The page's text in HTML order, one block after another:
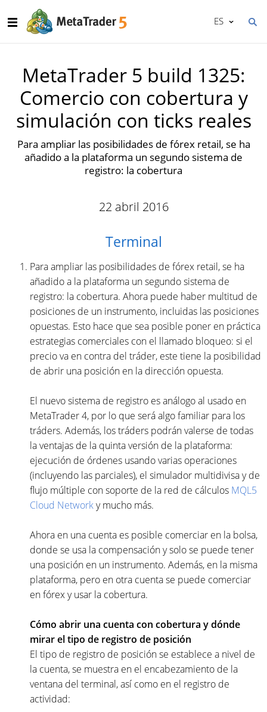
ES
MetaTrader 5 build 1325:
Comercio con cobertura y
simulación con ticks reales
Para ampliar las posibilidades de fórex retail, se ha
añadido a la plataforma un segundo sistema de
registro: la cobertura
22 abril 2016
Terminal
Para ampliar las posibilidades de fórex retail, se ha
añadido a la plataforma un segundo sistema de
registro: la cobertura. Ahora puede haber multitud de
posiciones de un instrumento, incluidas las posiciones
opuestas. Esto hace que sea posible poner en práctica
estrategias comerciales con el llamado bloqueo: si el
precio va en contra del tráder, este tiene la posibilidad
de abrir una posición en la dirección opuesta.
El nuevo sistema de registro es análogo al usado en
MetaTrader 4, por lo que será algo familiar para los
tráders. Además, los tráders podrán valerse de todas
la ventajas de la quinta versión de la plataforma:
ejecución de órdenes usando varias operaciones
(incluyendo las parciales), el simulador multidivisa y de
flujo múltiple con soporte de la red de cálculos MQL5
Cloud Networky mucho más.
Ahora en una cuenta es posible comerciar en la bolsa,
donde se usa la compensación y solo se puede tener
una posición en un instrumento. Además, en la misma
plataforma, pero en otra cuenta se puede comerciar
en fórex y usar la cobertura.
Cómo abrir una cuenta con cobertura y dónde
mirar el tipo de registro de posición
El tipo de registro de posición se establece a nivel de
la cuenta, se muestra en el encabezamiento de la
ventana del terminal, así como en el registro de
actividad: